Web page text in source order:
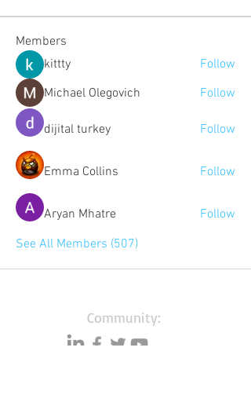
Members
kittty
Follow
Michael Olegovich
Follow
dijital turkey Follow
Emma Collins Follow
Aryan Mhatre
Follow
See All Members (507)
Community: